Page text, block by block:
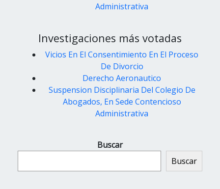
Administrativa
Investigaciones más votadas
Vicios En El Consentimiento En El Proceso
De Divorcio
Derecho Aeronautico
Suspension Disciplinaria Del Colegio De
Abogados, En Sede Contencioso
Administrativa
Buscar
Buscar